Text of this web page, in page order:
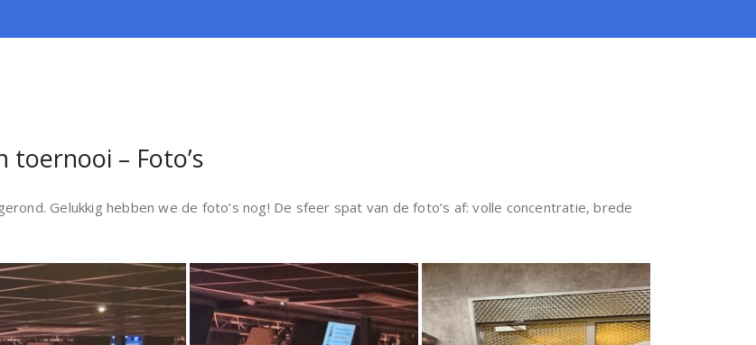
toernooi – Foto’s
Gelukkig hebben we de foto’s nog! De sfeer spat van de foto’s af: volle concentratie, brede